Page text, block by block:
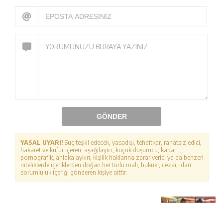
GÖNDER
YASAL UYARI! Suç teşkil edecek, yasadışı, tehditkar, rahatsız edici,
hakaret ve küfür içeren, aşağılayıcı, küçük düşürücü, kaba,
pornografik, ahlaka aykırı, kişilik haklarına zarar verici ya da benzeri
niteliklerde içeriklerden doğan her türlü mali, hukuki, cezai, idari
sorumluluk içeriği gönderen kişiye aittir.